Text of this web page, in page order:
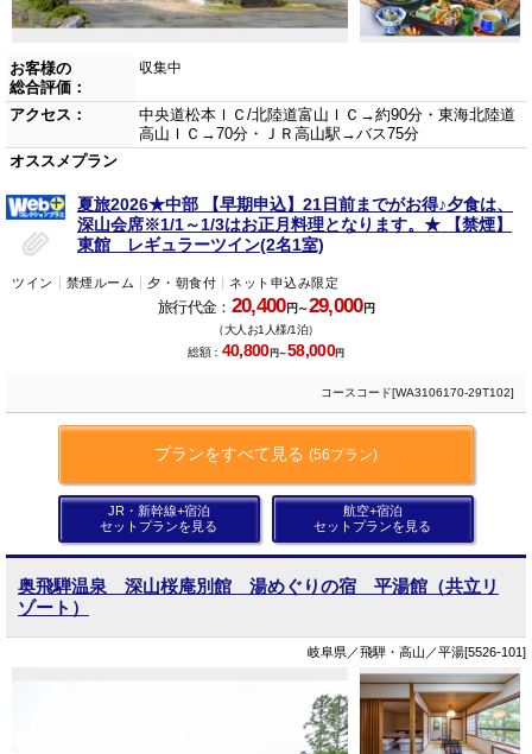
お客様の
総合評価：
収集中
アクセス：
中央道松本ＩＣ/北陸道富山ＩＣ→約90分・東海北陸道
高山ＩＣ→70分・ＪＲ高山駅→バス75分
オススメプラン
夏旅2026★中部 【早期申込】21日前までがお得♪夕食は、
深山会席※1/1～1/3はお正月料理となります。★ 【禁煙】
東館 レギュラーツイン(2名1室)
ツイン 禁煙ルーム 夕・朝食付 ネット申込み限定
旅行代金： 20,400円～29,000円
（大人お1人様/1泊）
総額： 40,800円～58,000円
コースコード[WA3106170-29T102]
プランをすべて見る (56プラン)
JR・新幹線+宿泊
セットプランを見る
航空+宿泊
セットプランを見る
奥飛騨温泉 深山桜庵別館 湯めぐりの宿 平湯館（共立リ
ゾート）
岐阜県／飛騨・高山／平湯[5526-101]